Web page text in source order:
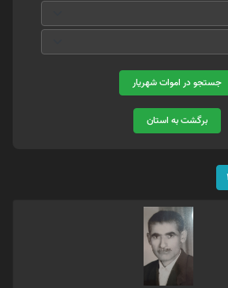
جستجو در اموات شهریار
برگشت به استان